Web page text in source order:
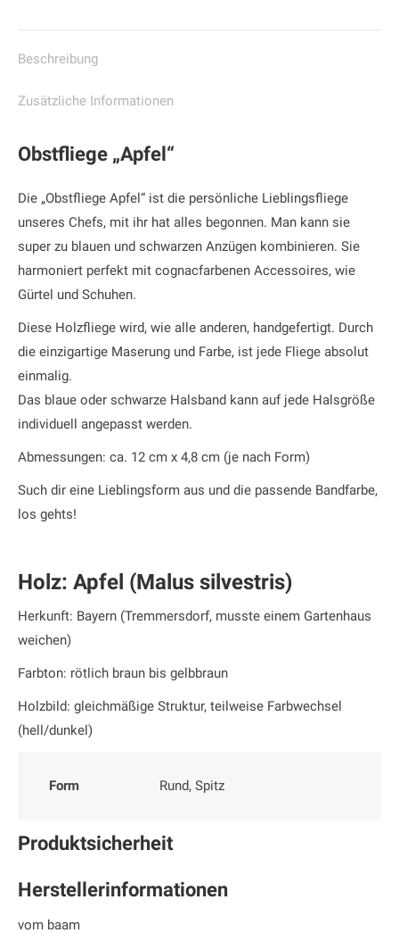
Beschreibung
Zusätzliche Informationen
Obstfliege „Apfel“
Die „Obstfliege Apfel“ ist die persönliche Lieblingsfliege
unseres Chefs, mit ihr hat alles begonnen. Man kann sie
super zu blauen und schwarzen Anzügen kombinieren. Sie
harmoniert perfekt mit cognacfarbenen Accessoires, wie
Gürtel und Schuhen.
Diese Holzfliege wird, wie alle anderen, handgefertigt. Durch
die einzigartige Maserung und Farbe, ist jede Fliege absolut
einmalig.
Das blaue oder schwarze Halsband kann auf jede Halsgröße
individuell angepasst werden.
Abmessungen: ca. 12 cm x 4,8 cm (je nach Form)
Such dir eine Lieblingsform aus und die passende Bandfarbe,
los gehts!
Holz: Apfel (Malus silvestris)
Herkunft: Bayern (Tremmersdorf, musste einem Gartenhaus
weichen)
Farbton: rötlich braun bis gelbbraun
Holzbild: gleichmäßige Struktur, teilweise Farbwechsel
(hell/dunkel)
Form Rund, Spitz
Produktsicherheit
Herstellerinformationen
vom baam